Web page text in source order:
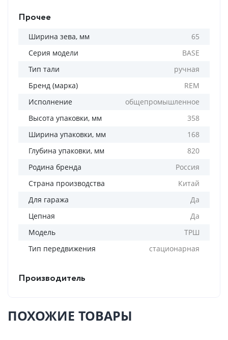
Прочее
Ширина зева, мм
65
Серия модели
BASE
Тип тали
ручная
Бренд (марка)
REM
Исполнение
общепромышленное
Высота упаковки, мм
358
Ширина упаковки, мм
168
Глубина упаковки, мм
820
Родина бренда
Россия
Страна производства
Китай
Для гаража
Да
Цепная
Да
Модель
ТРШ
Тип передвижения
стационарная
Производитель
ПОХОЖИЕ ТОВАРЫ